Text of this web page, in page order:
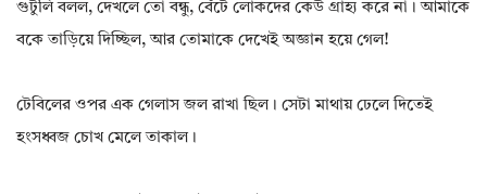
গুটুলি বলল, দেখলে তো বন্ধু, বেঁটে লোকদের কেউ গ্রাহ্য করে না। আমাকে
বকে তাড়িয়ে দিচ্ছিল, আর তোমাকে দেখেই অজ্ঞান হয়ে গেল!
টেবিলের ওপর এক গেলাস জল রাখা ছিল। সেটা মাথায় ঢেলে দিতেই
হংসধ্বজ চোখ মেলে তাকাল।